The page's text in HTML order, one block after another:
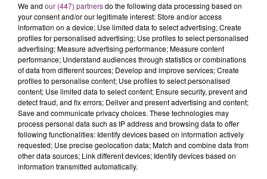
La Bulle - Guinguette éphémère
We and our (447) partnersdo the following data processing based on
your consent and/or our legitimate interest: Store and/or access
information on a device; Use limited data to select advertising; Create
profiles for personalised advertising; Use profiles to select personalised
advertising; Measure advertising performance; Measure content
performance; Understand audiences through statistics or combinations
of data from different sources; Develop and improve services; Create
profiles to personalise content; Use profiles to select personalised
content; Use limited data to select content; Ensure security, prevent and
detect fraud, and fix errors; Deliver and present advertising and content;
Save and communicate privacy choices. These technologies may
process personal data such as IP address and browsing data to offer
following functionalities: Identify devices based on information actively
requested; Use precise geolocation data; Match and combine data from
other data sources; Link different devices; Identify devices based on
information transmitted automatically.